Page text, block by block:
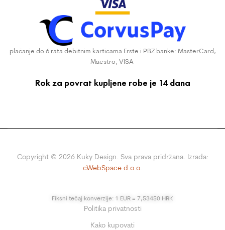
plaćanje do 6 rata debitnim karticama Erste i PBZ banke: MasterCard,
Maestro, VISA
Rok za povrat kupljene robe je 14 dana
Copyright © 2026Kuky Design. Sva prava pridržana. Izrada:
cWebSpace d.o.o.
Fiksni tečaj konverzije: 1 EUR = 7,53450 HRK
Politika privatnosti
Kako kupovati